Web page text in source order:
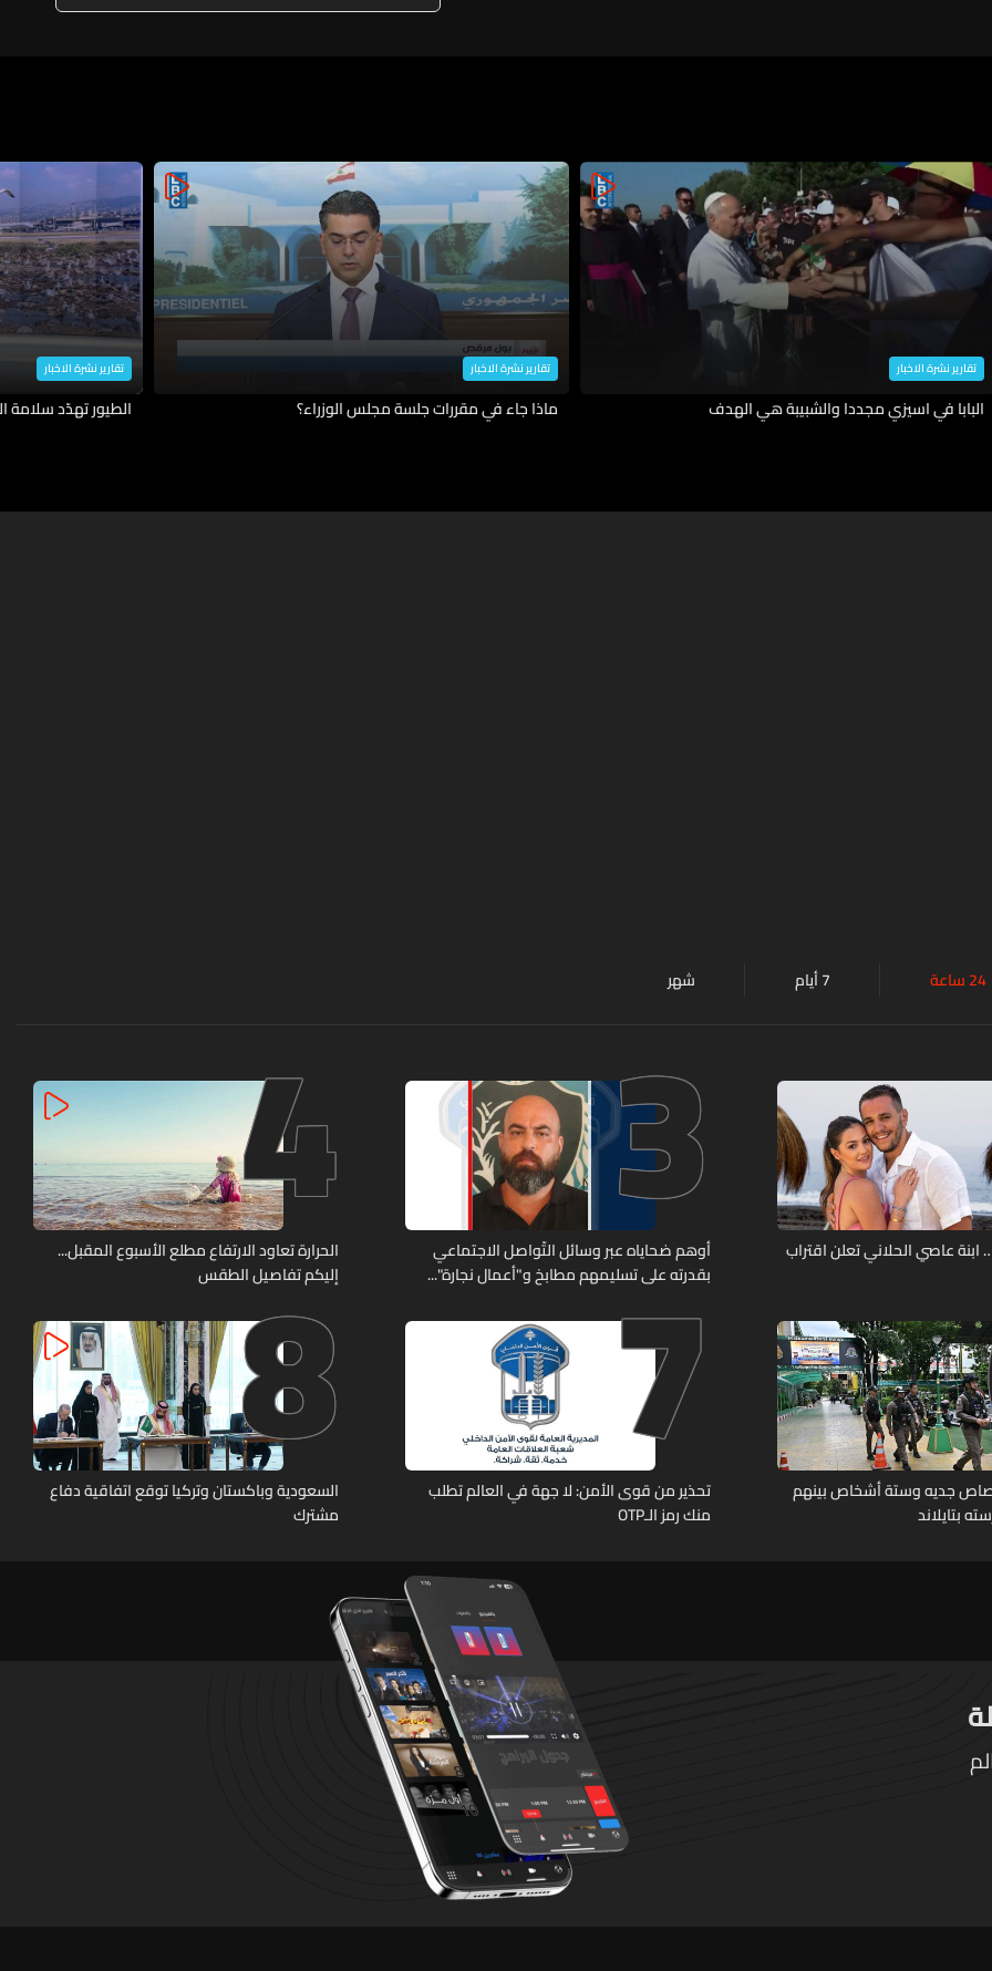
تقارير نشرة الاخبار
البابا في اسيزي مجددا والشبيبة هي الهدف
تقارير نشرة الاخبار
ماذا جاء في مقررات جلسة مجلس الوزراء؟
تقارير نشرة الاخبار
الطيور تهدّد سلامة
24 ساعة 7 أيام شهر
عاصي الحلاني تعلن اقتراب
3
أوهم ضحاياه عبر وسائل التّواصل الاجتماعي
بقدرته على تسليمهم مطابخ و"أعمال نجارة"...
4
الحرارة تعاود الارتفاع مطلع الأسبوع المقبل...
إليكم تفاصيل الطقس
جديه وستة أشخاص بينهم
بتايلاند
7
تحذير من قوى الأمن: لا جهة في العالم تطلب
منك رمز الـOTP
8
السعودية وباكستان وتركيا توقع اتفاقية دفاع
مشترك